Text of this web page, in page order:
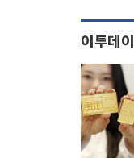
이투데이